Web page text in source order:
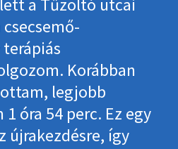
Korábban
legjobb
óra 54 perc. Ez egy
újrakezdésre, így